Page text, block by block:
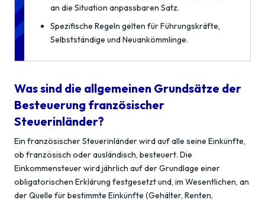
an die Situation anpassbaren Satz.
Spezifische Regeln gelten für Führungskräfte,
Selbstständige und Neuankömmlinge.
Was sind die allgemeinen Grundsätze der
Besteuerung französischer
Steuerinländer?
Ein französischer Steuerinländer wird auf alle seine Einkünfte,
ob französisch oder ausländisch, besteuert. Die
Einkommensteuer wird jährlich auf der Grundlage einer
obligatorischen Erklärung festgesetzt und, im Wesentlichen, an
der Quelle für bestimmte Einkünfte (Gehälter, Renten,